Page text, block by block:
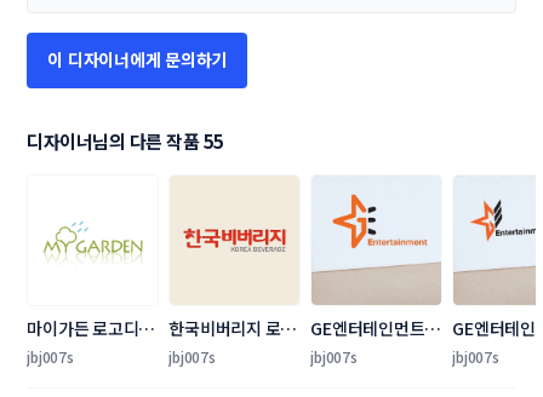
이 디자이너에게 문의하기
디자이너님의 다른 작품 55
마이가든 로고디자
인 의뢰
jbj007s
한국비버리지 로고
디자인 의뢰
jbj007s
GE엔터테인먼트
로고/명함 디자인
jbj007s
GE엔터테인
로고/명함
jbj007s